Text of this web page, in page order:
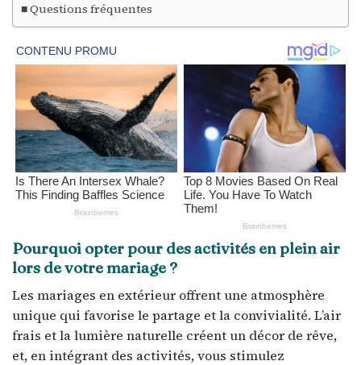
Questions fréquentes
Pourquoi opter pour des activités en plein air
lors de votre mariage ?
Les mariages en extérieur offrent une atmosphère
unique qui favorise le partage et la convivialité. L’air
frais et la lumière naturelle créent un décor de rêve,
et, en intégrant des activités, vous stimulez